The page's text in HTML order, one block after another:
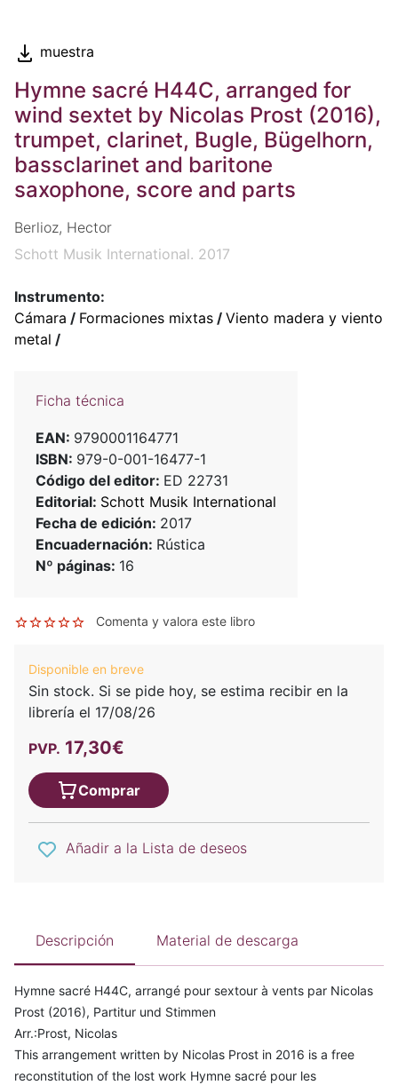
muestra
Hymne sacré H44C, arranged for
wind sextet by Nicolas Prost (2016),
trumpet, clarinet, Bugle, Bügelhorn,
bassclarinet and baritone
saxophone, score and parts
Berlioz, Hector
Schott Musik International. 2017
Instrumento:
Cámara / Formaciones mixtas / Viento madera y viento
metal /
Ficha técnica
EAN: 9790001164771
ISBN: 979-0-001-16477-1
Código del editor: ED 22731
Editorial: Schott Musik International
Fecha de edición: 2017
Encuadernación: Rústica
Nº páginas: 16
Comenta y valora este libro
Disponible en breve
Sin stock. Si se pide hoy, se estima recibir en la
librería el 17/08/26
PVP. 17,30€
Comprar
Añadir a la Lista de deseos
Descripción Material de descarga
Hymne sacré H44C, arrangé pour sextour à vents par Nicolas
Prost (2016), Partitur und Stimmen
Arr.:Prost, Nicolas
This arrangement written by Nicolas Prost in 2016 is a free
reconstitution of the lost work Hymne sacré pour les